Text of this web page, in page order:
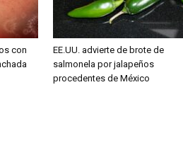
con
EE.UU. advierte de brote de
salmonela por jalapeños
procedentes de México